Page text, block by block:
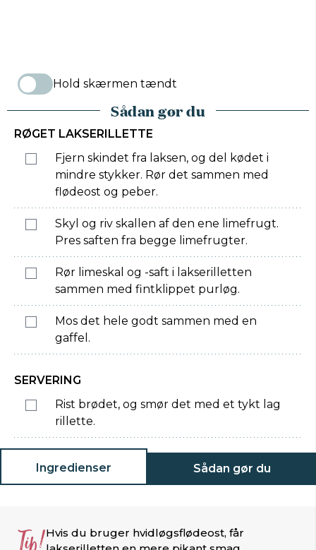
Hold skærmen tændt
Sådan gør du
RØGET LAKSERILLETTE
Fjern skindet fra laksen, og del kødet i
mindre stykker. Rør det sammen med
flødeost og peber.
Skyl og riv skallen af den ene limefrugt.
Pres saften fra begge limefrugter.
Rør limeskal og -saft i lakserilletten
sammen med fintklippet purløg.
Mos det hele godt sammen med en
gaffel.
SERVERING
Rist brødet, og smør det med et tykt lag
rillette.
Ingredienser Sådan gør du
Hvis du bruger hvidløgsflødeost, får